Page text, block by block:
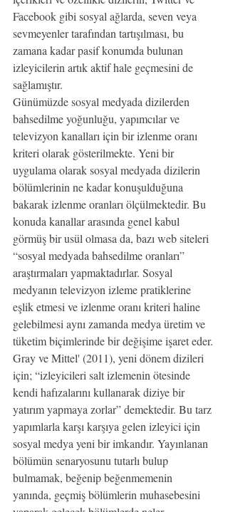
Facebook gibi sosyal ağlarda, seven veya
sevmeyenler tarafından tartışılması, bu
zamana kadar pasif konumda bulunan
izleyicilerin artık aktif hale geçmesini de
sağlamıştır.
Günümüzde sosyal medyada dizilerden
bahsedilme yoğunluğu, yapımcılar ve
televizyon kanalları için bir izlenme oranı
kriteri olarak gösterilmekte. Yeni bir
uygulama olarak sosyal medyada dizilerin
bölümlerinin ne kadar konuşulduğuna
bakarak izlenme oranları ölçülmektedir. Bu
konuda kanallar arasında genel kabul
görmüş bir usül olmasa da, bazı web siteleri
“sosyal medyada bahsedilme oranları”
araştırmaları yapmaktadırlar. Sosyal
medyanın televizyon izleme pratiklerine
eşlik etmesi ve izlenme oranı kriteri haline
gelebilmesi aynı zamanda medya üretim ve
tüketim biçimlerinde bir değişime işaret eder.
Gray ve Mittel' (2011), yeni dönem dizileri
için; “izleyicileri salt izlemenin ötesinde
kendi hafızalarını kullanarak diziye bir
yatırım yapmaya zorlar” demektedir. Bu tarz
yapımlarla karşı karşıya gelen izleyici için
sosyal medya yeni bir imkandır. Yayınlanan
bölümün senaryosunu tutarlı bulup
bulmamak, beğenip beğenmemenin
yanında, geçmiş bölümlerin muhasebesini